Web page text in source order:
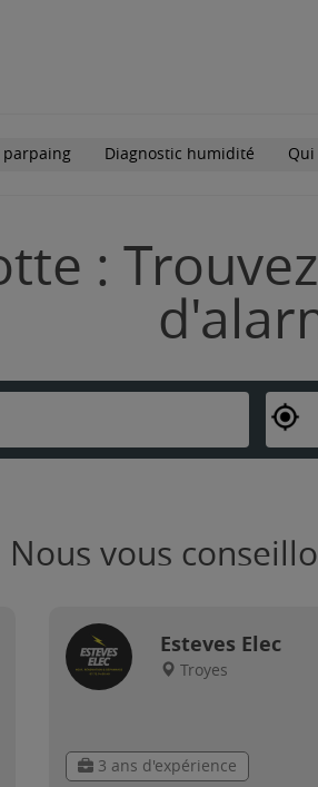
Diagnostic humidité Qui
:
Nous vous
Esteves Elec
Troyes
3 ans d'expérience